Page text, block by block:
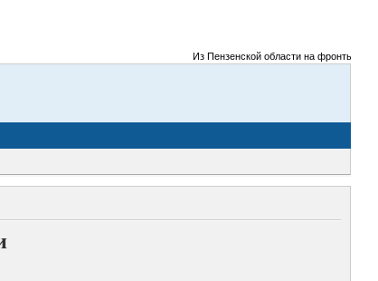
Из Пензенской области на фронты